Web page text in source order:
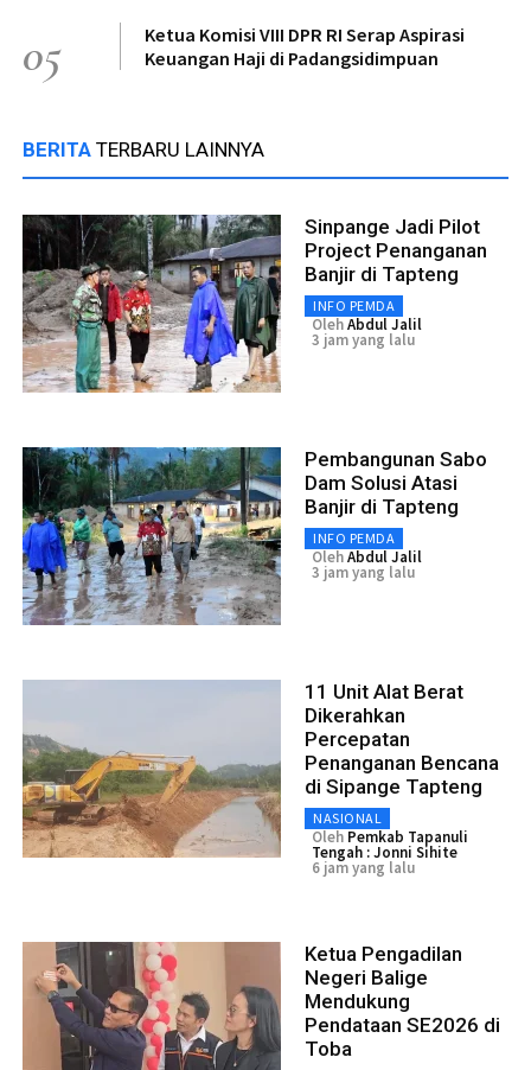
05
Ketua Komisi VIII DPR RI Serap Aspirasi
Keuangan Haji di Padangsidimpuan
BERITA TERBARU LAINNYA
Sinpange Jadi Pilot
Project Penanganan
Banjir di Tapteng
INFO PEMDA
OlehAbdul Jalil
3 jam yang lalu
Pembangunan Sabo
Dam Solusi Atasi
Banjir di Tapteng
INFO PEMDA
OlehAbdul Jalil
3 jam yang lalu
11 Unit Alat Berat
Dikerahkan
Percepatan
Penanganan Bencana
di Sipange Tapteng
NASIONAL
Oleh Pemkab Tapanuli
Tengah : Jonni Sihite
6 jam yang lalu
Ketua Pengadilan
Negeri Balige
Mendukung
Pendataan SE2026 di
Toba